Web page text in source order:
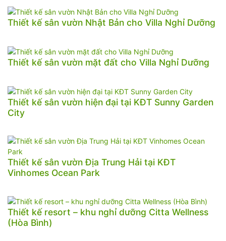
Thiết kế sân vườn Nhật Bản cho Villa Nghỉ Dưỡng
Thiết kế sân vườn mặt đất cho Villa Nghỉ Dưỡng
Thiết kế sân vườn hiện đại tại KĐT Sunny Garden
City
Thiết kế sân vườn Địa Trung Hải tại KĐT
Vinhomes Ocean Park
Thiết kế resort – khu nghỉ dưỡng Citta Wellness
(Hòa Bình)